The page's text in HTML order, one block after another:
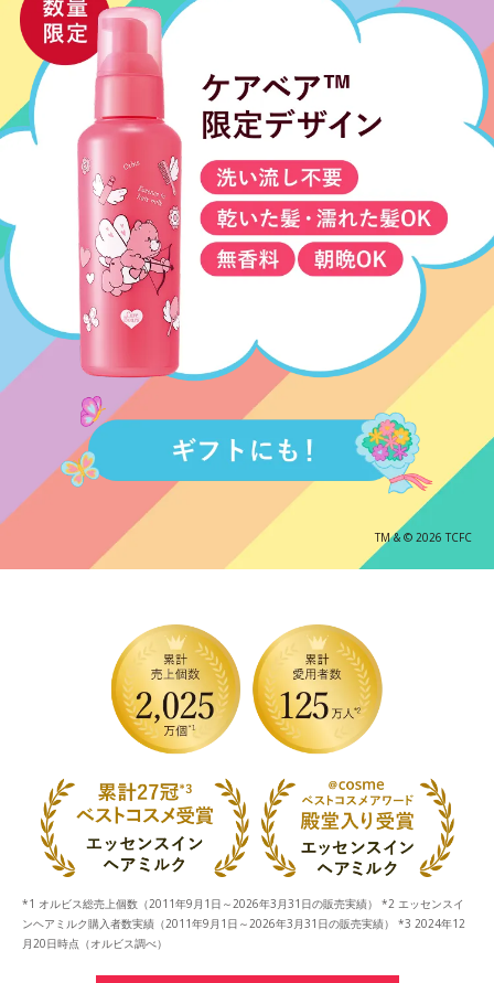
TM & © 2026 TCFC
*1 オルビス総売上個数（2011年9月1日～2026年3月31日の販売実績） *2 エッセンスイ
ンヘアミルク購入者数実績（2011年9月1日～2026年3月31日の販売実績） *3 2024年12
月20日時点（オルビス調べ）